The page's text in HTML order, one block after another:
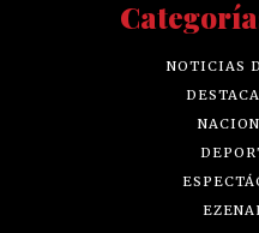
NOTICIAS